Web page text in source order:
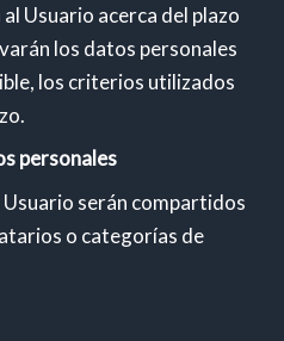
Usuario acerca del plazo
los datos personales
los criterios utilizados
personales
serán compartidos
o categorías de